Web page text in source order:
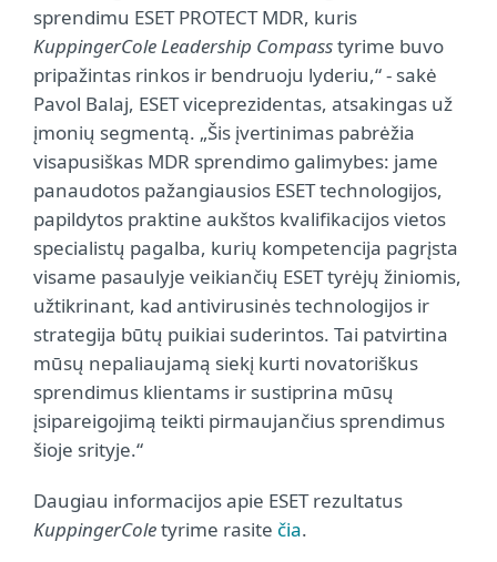
sprendimu ESET PROTECT MDR, kuris
KuppingerCole Leadership Compasstyrime buvo
pripažintas rinkos ir bendruoju lyderiu,“ - sakė
Pavol Balaj, ESET viceprezidentas, atsakingas už
įmonių segmentą. „Šis įvertinimas pabrėžia
visapusiškas MDR sprendimo galimybes: jame
panaudotos pažangiausios ESET technologijos,
papildytos praktine aukštos kvalifikacijos vietos
specialistų pagalba, kurių kompetencija pagrįsta
visame pasaulyje veikiančių ESET tyrėjų žiniomis,
užtikrinant, kad antivirusinės technologijos ir
strategija būtų puikiai suderintos. Tai patvirtina
mūsų nepaliaujamą siekį kurti novatoriškus
sprendimus klientams ir sustiprina mūsų
įsipareigojimą teikti pirmaujančius sprendimus
šioje srityje.“
Daugiau informacijos apie ESET rezultatus
KuppingerColetyrime rasite čia.